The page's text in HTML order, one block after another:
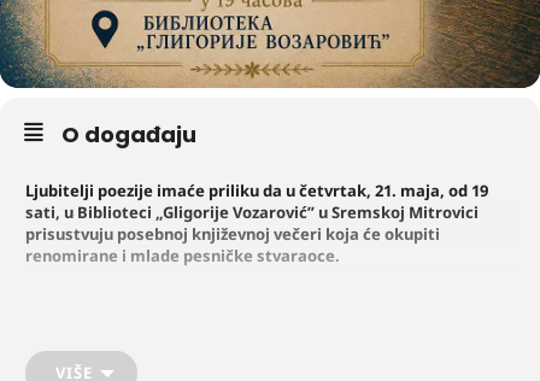
O događaju
Ljubitelji poezije imaće priliku da u četvrtak, 21. maja, od 19
sati, u Biblioteci „Gligorije Vozarović” u Sremskoj Mitrovici
prisustvuju posebnoj književnoj večeri koja će okupiti
renomirane i mlade pesničke stvaraoce.
Ličine i Radeta Šupića, čije stvaralaštvo već godinama privlači pažnju
književne publike širom regiona.
VIŠE